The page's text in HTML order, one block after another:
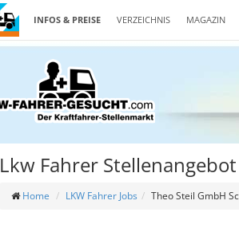
INFOS & PREISE VERZEICHNIS MAGAZIN
Lkw Fahrer
Home LKW Fahrer Jobs Theo Steil GmbH